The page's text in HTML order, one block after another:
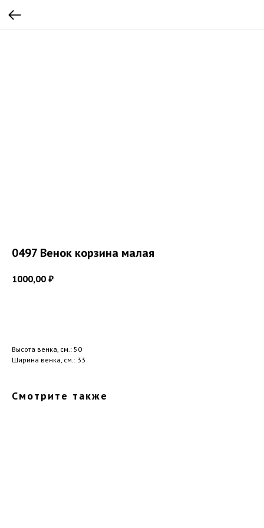
0497 Венок корзина малая
1000,00 ₽
Высота венка, см.: 50
Ширина венка, см.: 33
Смотрите также